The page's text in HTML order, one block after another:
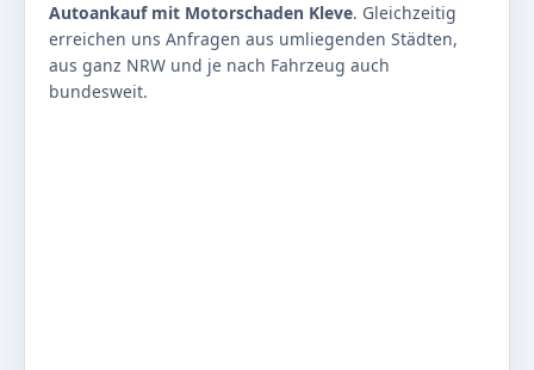
Autoankauf mit Motorschaden Kleve. Gleichzeitig
erreichen uns Anfragen aus umliegenden Städten,
aus ganz NRW und je nach Fahrzeug auch
bundesweit.